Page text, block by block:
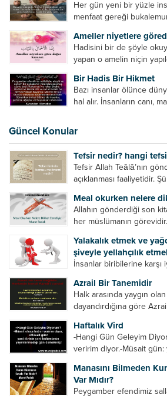
zikretmek ölüye zarar
Her gün yeni bir yüzle
menfaat gereği
insan grubudur.
duran,...
Ameller niyetlere
Hadisini bir de şöyle
yapan o amelin niçin
namazın hiçbir değeri
okunan ezanın hiçbir...
Bir Hadis Bir Hikmet
Bazı insanlar ölünce
hal alır. İnsanların canı,
kurtulur. Ağaçlar onun
Güncel Konular
Tefsir nedir? hangi
Tefsir Allah Teâlâ’nın
açıklanması faaliyetidir.
ayetleri peygamber
bunları izah ediyor/tefsir
Meal okurken nelere
Allahın gönderdiği son
her müslümanın
yollarla anlamaya
bir kelime olan meal;...
Yalakalık etmek ve
şiveyle yellahçılık
İnsanlar biribilerine karşı
makam gücü, nesep
diğer insanları ezebiliyor.
bu güçler...
Azrail Bir Tanemidir
Halk arasında yaygın
dayandırdığına göre
Azrail tek başına aynı
canını...
Haftalık Vird
-Hangi Gün Geleyim
veririm diyor.-Müsait
efendinin Haftalık Virdi
Günü Hangi VİRD
Manasını Bilmeden
Var Mıdır?
Peygamber efendimiz